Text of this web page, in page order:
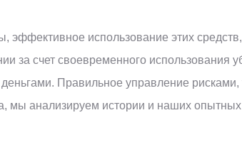
эффективное использование этих
за счет своевременного использования
Правильное управление
мы анализируем истории и наших